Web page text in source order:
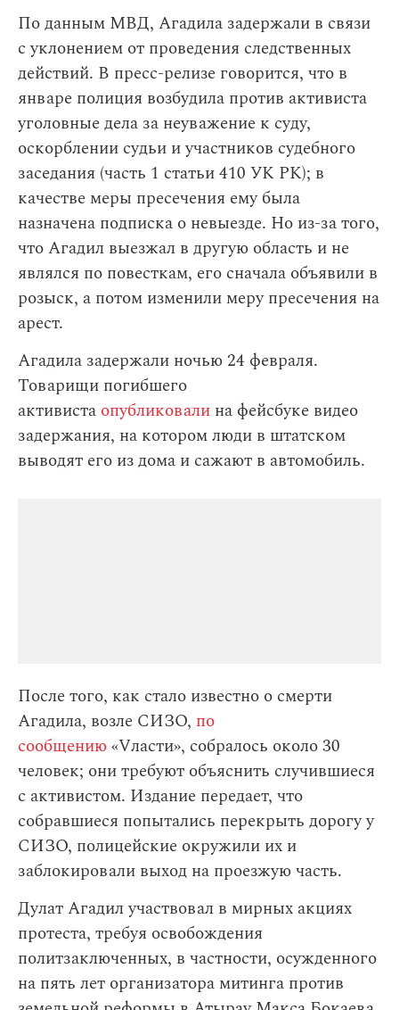
По данным МВД, Агадила задержали в связи
с уклонением от проведения следственных
действий. В пресс-релизе говорится, что в
январе полиция возбудила против активиста
уголовные дела за неуважение к суду,
оскорблении судьи и участников судебного
заседания (часть 1 статьи 410 УК РК); в
качестве меры пресечения ему была
назначена подписка о невыезде. Но из-за того,
что Агадил выезжал в другую область и не
являлся по повесткам, его сначала объявили в
розыск, а потом изменили меру пресечения на
арест.
Агадила задержали ночью 24 февраля.
Товарищи погибшего
активиста опубликовали на фейсбуке видео
задержания, на котором люди в штатском
выводят его из дома и сажают в автомобиль.
После того, как стало известно о смерти
Агадила, возле СИЗО, по
сообщению«Vласти», собралось около 30
человек; они требуют объяснить случившиеся
с активистом. Издание передает, что
собравшиеся попытались перекрыть дорогу у
СИЗО, полицейские окружили их и
заблокировали выход на проезжую часть.
Дулат Агадил участвовал в мирных акциях
протеста, требуя освобождения
политзаключенных, в частности, осужденного
на пять лет организатора митинга против